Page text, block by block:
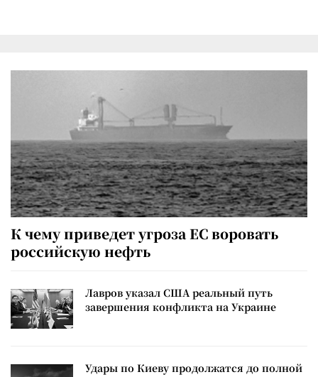
К чему приведет угроза ЕС воровать
российскую нефть
Лавров указал США реальный путь
завершения конфликта на Украине
Удары по Киеву продолжатся до полной